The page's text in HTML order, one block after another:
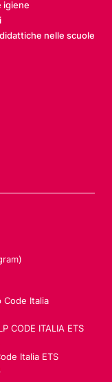
igiene
nelle scuole
Code Italia
CODE ITALIA ETS
Italia ETS